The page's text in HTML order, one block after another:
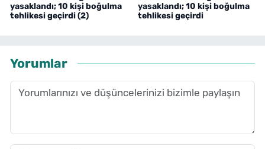
yasaklandı; 10 kişi boğulma
tehlikesi geçirdi (2)
yasaklandı; 10 kişi boğulma
tehlikesi geçirdi
Yorumlar